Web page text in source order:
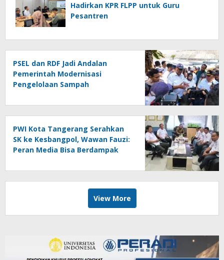
Hadirkan KPR FLPP untuk Guru
Pesantren
PSEL dan RDF Jadi Andalan
Pemerintah Modernisasi
Pengelolaan Sampah
PWI Kota Tangerang Serahkan
SK ke Kesbangpol, Wawan Fauzi:
Peran Media Bisa Berdampak
View More